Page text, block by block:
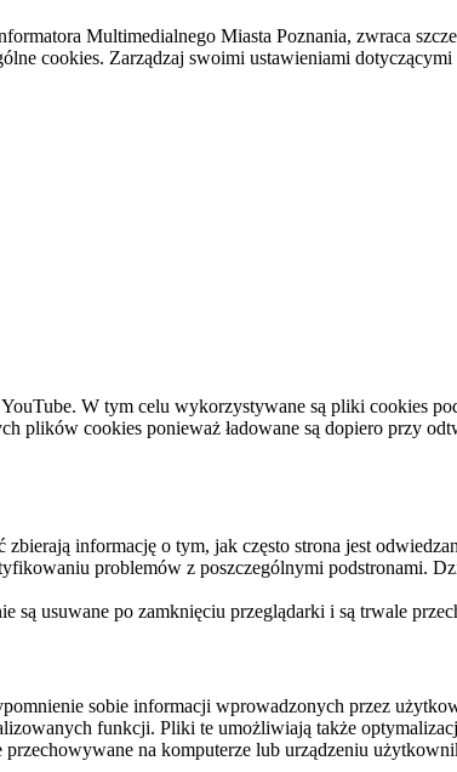
Multimedialnego Miasta Poznania, zwraca
cookies. Zarządzaj swoimi ustawieniami
W tym celu wykorzystywane są pliki cookies
plików cookies ponieważ ładowane są dopiero przy
informację o tym, jak często strona jest
problemów z poszczególnymi podstronami.
są usuwane po zamknięciu przeglądarki i są trwale
sobie informacji wprowadzonych przez
funkcji. Pliki te umożliwiają także
na komputerze lub urządzeniu